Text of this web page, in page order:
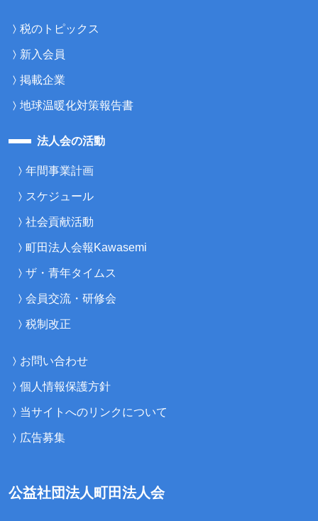
税のトピックス
新入会員
掲載企業
地球温暖化対策報告書
法人会の活動
年間事業計画
スケジュール
社会貢献活動
町田法人会報Kawasemi
ザ・青年タイムス
会員交流・研修会
税制改正
お問い合わせ
個人情報保護方針
当サイトへのリンクについて
広告募集
公益社団法人町田法人会